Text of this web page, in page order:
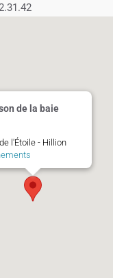
de la baie
l'Étoile - Hillion